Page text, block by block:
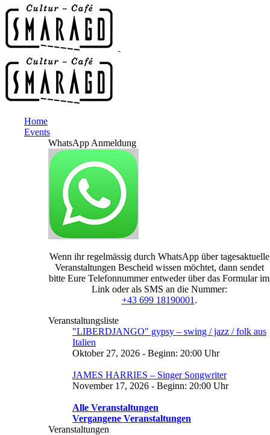
Home
Events
WhatsApp Anmeldung
Wenn ihr regelmässig durch WhatsApp über tagesaktuelle
Veranstaltungen Bescheid wissen möchtet, dann sendet
bitte Eure Telefonnummer entweder über das Formular im
Link oder als SMS an die Nummer:
+43 699 18190001 .
Veranstaltungsliste
"LIBERDJANGO" gypsy – swing / jazz / folk aus
Italien
Oktober 27, 2026 - Beginn: 20:00 Uhr
JAMES HARRIES – Singer Songwriter
November 17, 2026 - Beginn: 20:00 Uhr
Alle Veranstaltungen
Vergangene Veranstaltungen
Veranstaltungen